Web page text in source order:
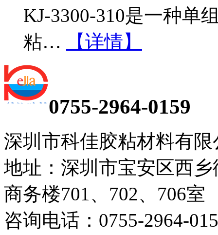
KJ-3300-310是一种单
粘…
【详情】
0755-2964-0159
深圳市科佳胶粘材料有限
地址：深圳市宝安区西
商务楼701、702、706室
咨询电话：0755-2964-